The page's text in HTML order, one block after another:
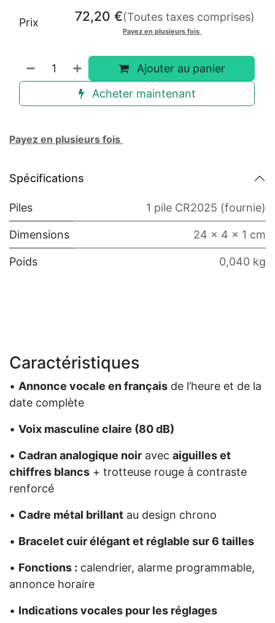
Ajouter au panier
Acheter maintenant
Prix 72,20 €(Toutes taxes comprises)
Payez en plusieurs fois
Payez en plusieurs fois
Spécifications
Piles 1 pile CR2025 (fournie)
Dimensions 24 x 4 x 1 cm
Poids 0,040 kg
Caractéristiques
• Annonce vocale en français de l’heure et de la
date complète
• Voix masculine claire (80 dB)
• Cadran analogique noir avec aiguilles et
chiffres blancs + trotteuse rouge à contraste
renforcé
• Cadre métal brillant au design chrono
• Bracelet cuir élégant et réglable sur 6 tailles
• Fonctions : calendrier, alarme programmable,
annonce horaire
• Indications vocales pour les réglages